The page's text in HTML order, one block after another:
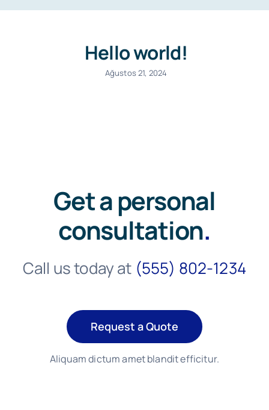
Hello world!
Ağustos 21, 2024
Get a personal
consultation.
Call us today at (555) 802-1234
Request a Quote
Aliquam dictum amet blandit efficitur.